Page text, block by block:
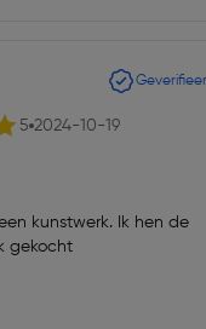
5 2024-10-19
kunstwerk. Ik hen de
gekocht